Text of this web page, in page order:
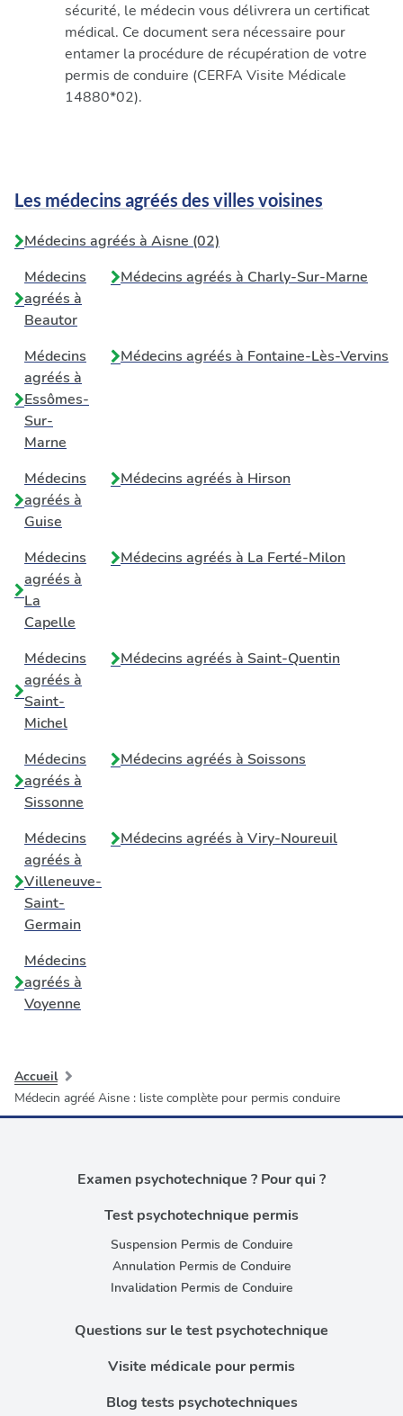
sécurité, le médecin vous délivrera un certificat
médical. Ce document sera nécessaire pour
entamer la procédure de récupération de votre
permis de conduire (CERFA Visite Médicale
14880*02).
Les médecins agréés des villes voisines
Médecins agréés à Aisne (02)
Médecins
agréés à
Beautor
Médecins agréés à Charly-Sur-Marne
Médecins
agréés à
Essômes-
Sur-
Marne
Médecins agréés à Fontaine-Lès-Vervins
Médecins
agréés à
Guise
Médecins agréés à Hirson
Médecins
agréés à
La
Capelle
Médecins agréés à La Ferté-Milon
Médecins
agréés à
Saint-
Michel
Médecins agréés à Saint-Quentin
Médecins
agréés à
Sissonne
Médecins agréés à Soissons
Médecins
agréés à
Villeneuve-
Saint-
Germain
Médecins agréés à Viry-Noureuil
Médecins
agréés à
Voyenne
Accueil
Médecin agréé Aisne : liste complète pour permis conduire
Examen psychotechnique ? Pour qui ?
Test psychotechnique permis
Suspension Permis de Conduire
Annulation Permis de Conduire
Invalidation Permis de Conduire
Questions sur le test psychotechnique
Visite médicale pour permis
Blog tests psychotechniques